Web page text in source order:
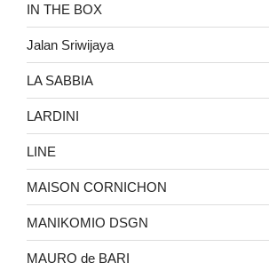
IN THE BOX
Jalan Sriwijaya
LA SABBIA
LARDINI
LINE
MAISON CORNICHON
MANIKOMIO DSGN
MAURO de BARI